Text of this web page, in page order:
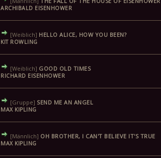
ARCHIBALD EISENHOWER
[Weiblich] HELLO ALICE, HOW YOU BEEN?
KIT ROWLING
[Weiblich] GOOD OLD TIMES
RICHARD EISENHOWER
[Gruppe] SEND ME AN ANGEL
MAX KIPLING
[Männlich] OH BROTHER, I CAN'T BELIEVE IT'S TRUE
MAX KIPLING